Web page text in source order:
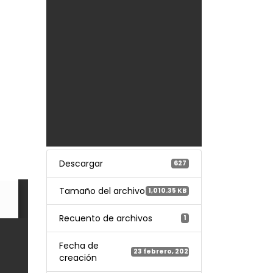
Descargar 627
Tamaño del archivo 1,010.35 KB
Recuento de archivos 1
Fecha de
creación
23 febrero, 2026